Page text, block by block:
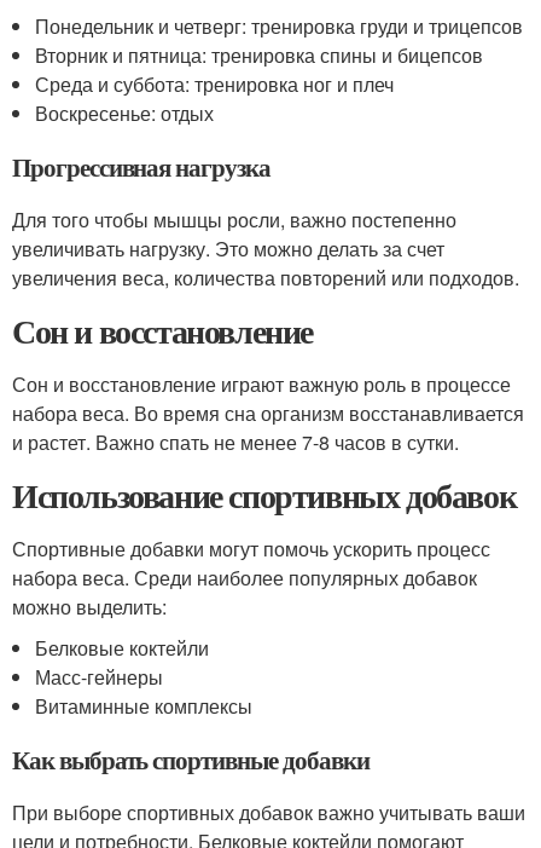
Понедельник и четверг: тренировка груди и трицепсов
Вторник и пятница: тренировка спины и бицепсов
Среда и суббота: тренировка ног и плеч
Воскресенье: отдых
Прогрессивная нагрузка
Для того чтобы мышцы росли, важно постепенно
увеличивать нагрузку. Это можно делать за счет
увеличения веса, количества повторений или подходов.
Сон и восстановление
Сон и восстановление играют важную роль в процессе
набора веса. Во время сна организм восстанавливается
и растет. Важно спать не менее 7-8 часов в сутки.
Использование спортивных добавок
Спортивные добавки могут помочь ускорить процесс
набора веса. Среди наиболее популярных добавок
можно выделить:
Белковые коктейли
Масс-гейнеры
Витаминные комплексы
Как выбрать спортивные добавки
При выборе спортивных добавок важно учитывать ваши
цели и потребности. Белковые коктейли помогают